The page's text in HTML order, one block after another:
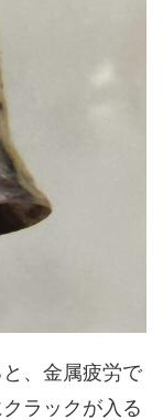
、金属疲労で
ラックが入る